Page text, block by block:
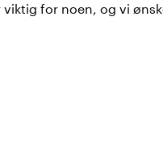
for noen, og vi